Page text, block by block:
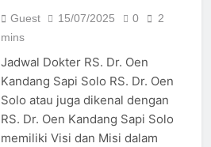
Daftar online rs sarila
husada sragen
Jadwal Dokter RS. Puri Asih
Salatiga 2025
15/07/2025
Jadwal Dokter RS Mulia
Hati Wonogiri
Guest 15/07/2025 0
2
mins
Jadwal Dokter RS. Dr. Oen
Kandang Sapi Solo RS. Dr. Oen
Solo atau juga dikenal dengan
RS. Dr. Oen Kandang Sapi Solo
memiliki Visi dan Misi dalam